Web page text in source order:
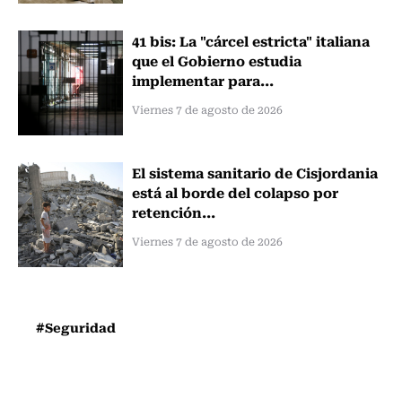
41 bis: La "cárcel estricta" italiana
que el Gobierno estudia
implementar para...
Viernes 7 de agosto de 2026
El sistema sanitario de Cisjordania
está al borde del colapso por
retención...
Viernes 7 de agosto de 2026
#Seguridad